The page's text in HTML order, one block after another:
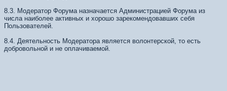
8.3. Модератор Форума назначается Администрацией Форума из
числа наиболее активных и хорошо зарекомендовавших себя
Пользователей.
8.4. Деятельность Модератора является волонтерской, то есть
добровольной и не оплачиваемой.